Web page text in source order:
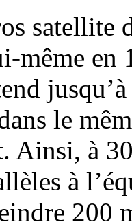
satellite
même en
le
Ainsi, à
à
200